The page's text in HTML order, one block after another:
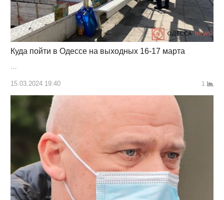
Куда пойти в Одессе на выходных 16-17 марта
15.03.2024 19:40 1